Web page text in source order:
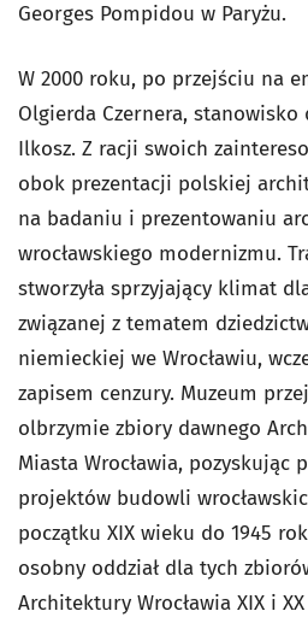
Georges Pompidou w Paryżu.
W 2000 roku, po przejściu na
Olgierda Czernera, stanowisko
Ilkosz. Z racji swoich
obok prezentacji polskiej
na badaniu i prezentowaniu
wrocławskiego modernizmu.
stworzyła sprzyjający klimat
związanej z tematem
niemieckiej we Wrocławiu,
zapisem cenzury. Muzeum
olbrzymie zbiory dawnego
Miasta Wrocławia, pozyskując
projektów budowli
początku XIX wieku do 1945
osobny oddział dla tych
Architektury Wrocławia XIX i